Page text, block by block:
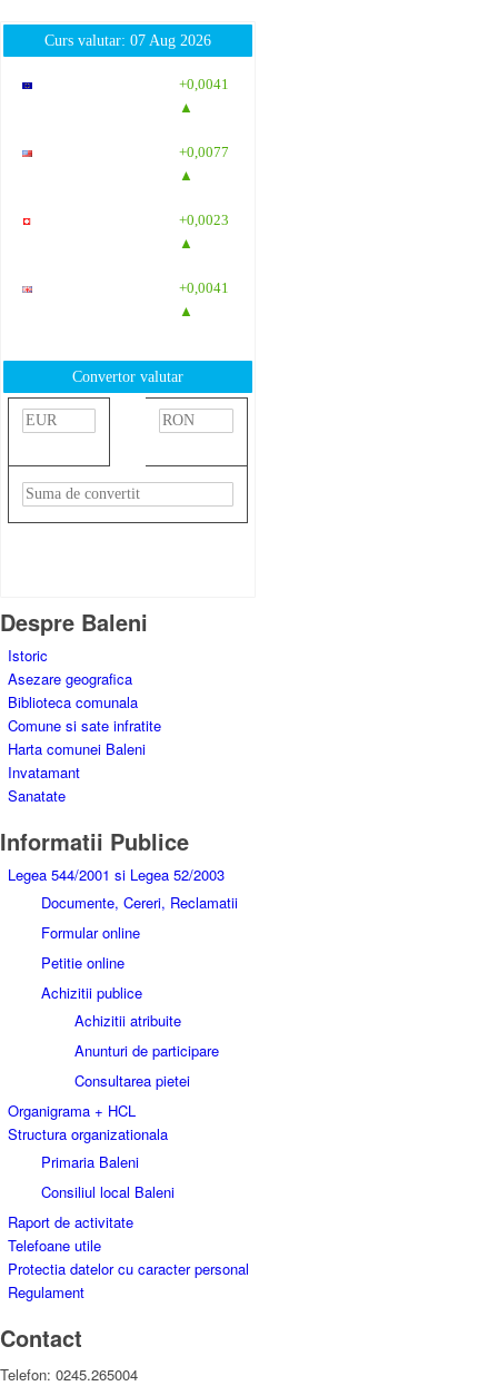
Curs valutar: 07 Aug 2026
+0,0041
▲
+0,0077
▲
+0,0023
▲
+0,0041
▲
Convertor valutar
Despre Baleni
Istoric
Asezare geografica
Biblioteca comunala
Comune si sate infratite
Harta comunei Baleni
Invatamant
Sanatate
Informatii Publice
Legea 544/2001 si Legea 52/2003
Documente, Cereri, Reclamatii
Formular online
Petitie online
Achizitii publice
Achizitii atribuite
Anunturi de participare
Consultarea pietei
Organigrama + HCL
Structura organizationala
Primaria Baleni
Consiliul local Baleni
Raport de activitate
Telefoane utile
Protectia datelor cu caracter personal
Regulament
Contact
Telefon: 0245.265004